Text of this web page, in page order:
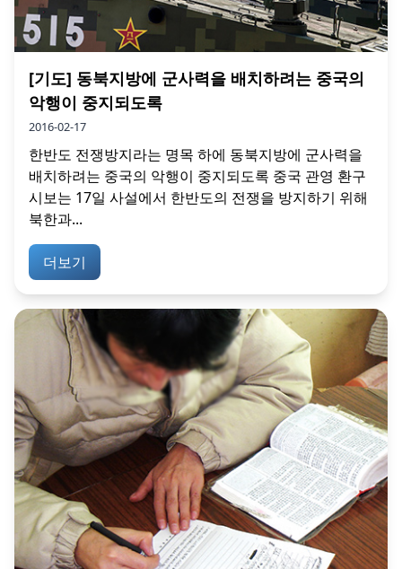
[기도] 동북지방에 군사력을 배치하려는 중국의
악행이 중지되도록
2016-02-17
한반도 전쟁방지라는 명목 하에 동북지방에 군사력을
배치하려는 중국의 악행이 중지되도록 중국 관영 환구
시보는 17일 사설에서 한반도의 전쟁을 방지하기 위해
북한과...
더보기